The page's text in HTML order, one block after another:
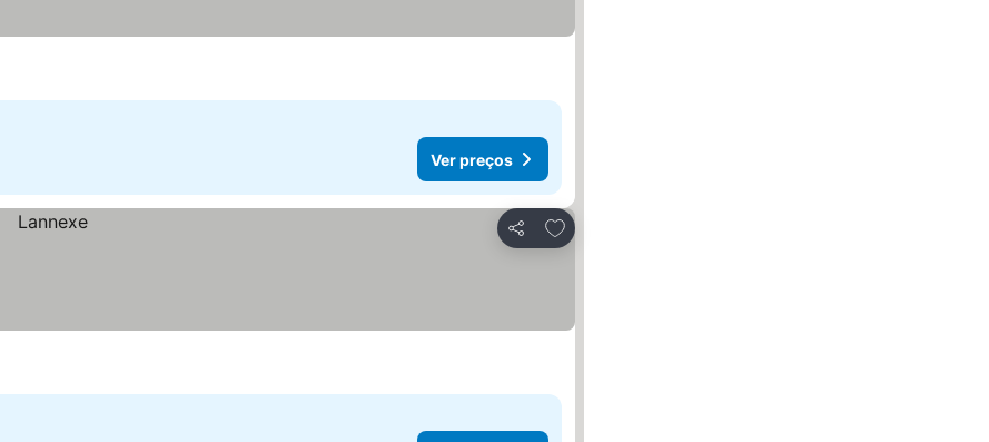
Ver preços
Partilhar
Adicionar aos favoritos